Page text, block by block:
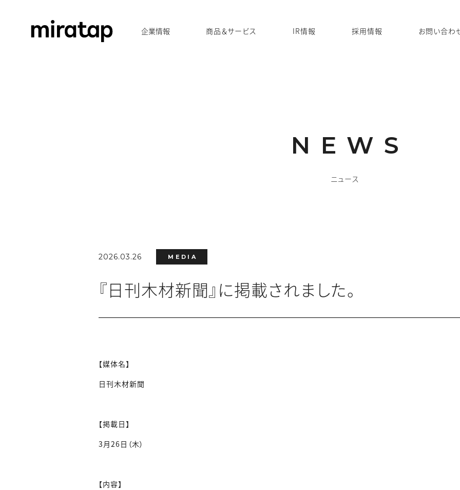
企業情報 商品＆サービス IR情報 採用情報 お問い合わ
NEWS
ニュース
2026.03.26 MEDIA
『日刊木材新聞』に掲載されました。
【媒体名】
日刊木材新聞
【掲載日】
3月26日（木）
【内容】